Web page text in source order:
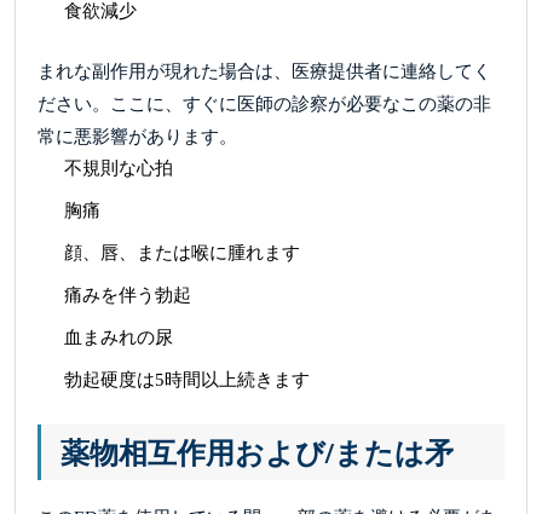
食欲減少
まれな副作用が現れた場合は、医療提供者に連絡してく
ださい。ここに、すぐに医師の診察が必要なこの薬の非
常に悪影響があります。
不規則な心拍
胸痛
顔、唇、または喉に腫れます
痛みを伴う勃起
血まみれの尿
勃起硬度は5時間以上続きます
薬物相互作用および/または矛